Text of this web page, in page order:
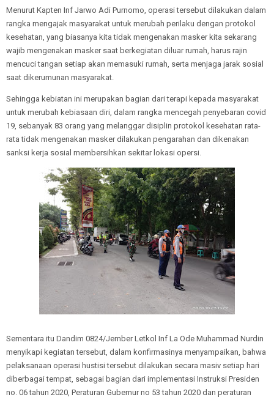
Menurut Kapten Inf Jarwo Adi Purnomo, operasi tersebut dilakukan dalam
rangka mengajak masyarakat untuk merubah perilaku dengan protokol
kesehatan, yang biasanya kita tidak mengenakan masker kita sekarang
wajib mengenakan masker saat berkegiatan diluar rumah, harus rajin
mencuci tangan setiap akan memasuki rumah, serta menjaga jarak sosial
saat dikerumunan masyarakat.
Sehingga kebiatan ini merupakan bagian dari terapi kepada masyarakat
untuk merubah kebiasaan diri, dalam rangka mencegah penyebaran covid
19, sebanyak 83 orang yang melanggar disiplin protokol kesehatan rata-
rata tidak mengenakan masker dilakukan pengarahan dan dikenakan
sanksi kerja sosial membersihkan sekitar lokasi opersi.
Sementara itu Dandim 0824/Jember Letkol Inf La Ode Muhammad Nurdin
menyikapi kegiatan tersebut, dalam konfirmasinya menyampaikan, bahwa
pelaksanaan operasi hustisi tersebut dilakukan secara masiv setiap hari
diberbagai tempat, sebagai bagian dari implementasi Instruksi Presiden
no. 06 tahun 2020, Peraturan Gubernur no 53 tahun 2020 dan peraturan